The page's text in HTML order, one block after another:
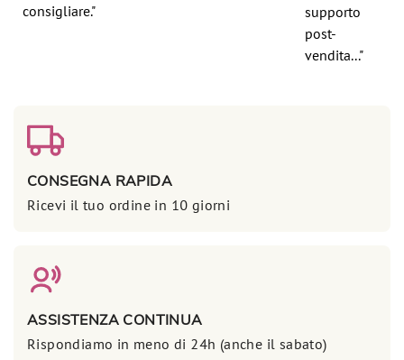
consigliare."
supporto
post-
vendita..."
CONSEGNA RAPIDA
Ricevi il tuo ordine in 10 giorni
ASSISTENZA CONTINUA
Rispondiamo in meno di 24h (anche il sabato)